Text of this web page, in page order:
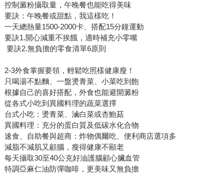
控制澱粉攝取量，午晚餐也能吃得美味
要訣：午晚餐或甜點，我這樣吃！
一天總熱量1500-2000卡、搭配15分鐘運動
要訣1.開心減重不挨餓，適時補充小零嘴
要訣2.無負擔的零食清單6原則
2-3外食掌握要領，輕鬆吃照樣健康瘦！
只喝湯不點麵、一盤燙青菜、小菜吃到飽
根據自己的喜好搭配，外食也能避開澱粉
從各式小吃到異國料理的蔬菜選擇
台式小吃：燙青菜、滷白菜或杏鮑菇
異國料理：充分的蛋白質及低碳水化合物
速食、自助餐與超商：炸物偶爾吃、便利商店選項多
減脂不減肌又顧腦，瘦得健康不顯老
每天攝取30至40公克好油護腦顧心臟血管
特調亞麻仁油防彈咖啡，更美味又無負擔